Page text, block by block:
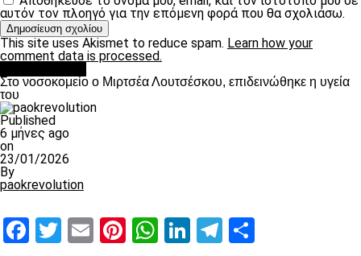
αυτόν τον πλοηγό για την επόμενη φορά που θα σχολιάσω.
This site uses Akismet to reduce spam. Learn how your
comment data is processed.
Στο νοσοκομείο ο Μιρτσέα Λουτσέσκου, επιδεινώθηκε η υγεία
του
Published
6 μήνες ago
on
23/01/2026
By
paokrevolution
Facebook
Twitter
EmailPinterest
WhatsApp
LinkedIn
Telegram